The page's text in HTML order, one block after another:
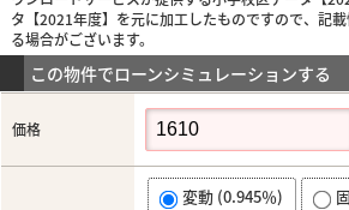
タ【2021年度】を元に加工したものですので、記
る場合がございます。
この物件でローンシミュレーションする
価格
変動 (0.945％)